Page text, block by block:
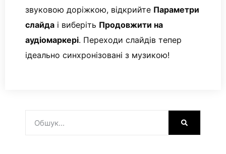
звуковою доріжкою, відкрийте Параметри
слайда і виберіть Продовжити на
аудіомаркері. Переходи слайдів тепер
ідеально синхронізовані з музикою!